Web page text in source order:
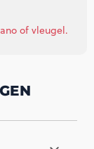
of vleugel.